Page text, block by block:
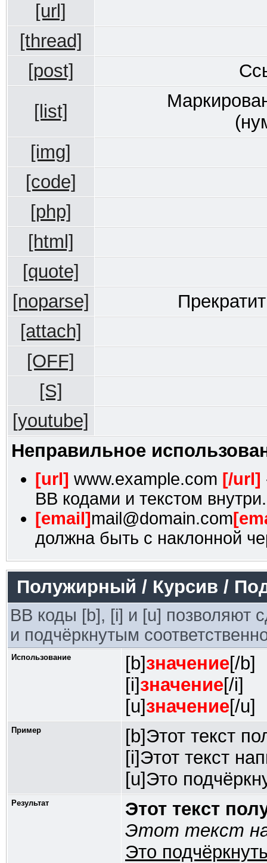
[url]
[thread]
[post]
[list]
[img]
[code]
[php]
[html]
[quote]
[noparse]
[attach]
[OFF]
[S]
[youtube]
Неправильное
[url] www.example.com [/url]
BB кодами и текстом внутри.
[email]mail@domain.com
должна быть с наклонной
Полужирный / Курсив /
BB коды [b], [i] и [u] позволяют
и подчёркнутым
Использование [b]значение[/b]
[i]значение[/i]
[u]значение[/u]
Пример
[b]Этот текст
[i]Этот текст
[u]Это
Результат
Этот текст
Этот текст
Это